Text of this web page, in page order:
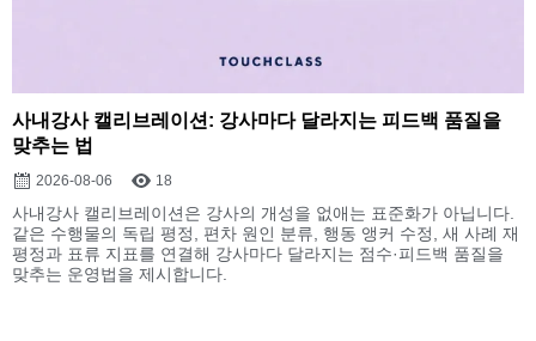
사내강사 캘리브레이션: 강사마다 달라지는 피드백 품질을
맞추는 법
2026-08-06 18
사내강사 캘리브레이션은 강사의 개성을 없애는 표준화가 아닙니다.
같은 수행물의 독립 평정, 편차 원인 분류, 행동 앵커 수정, 새 사례 재
평정과 표류 지표를 연결해 강사마다 달라지는 점수·피드백 품질을
맞추는 운영법을 제시합니다.